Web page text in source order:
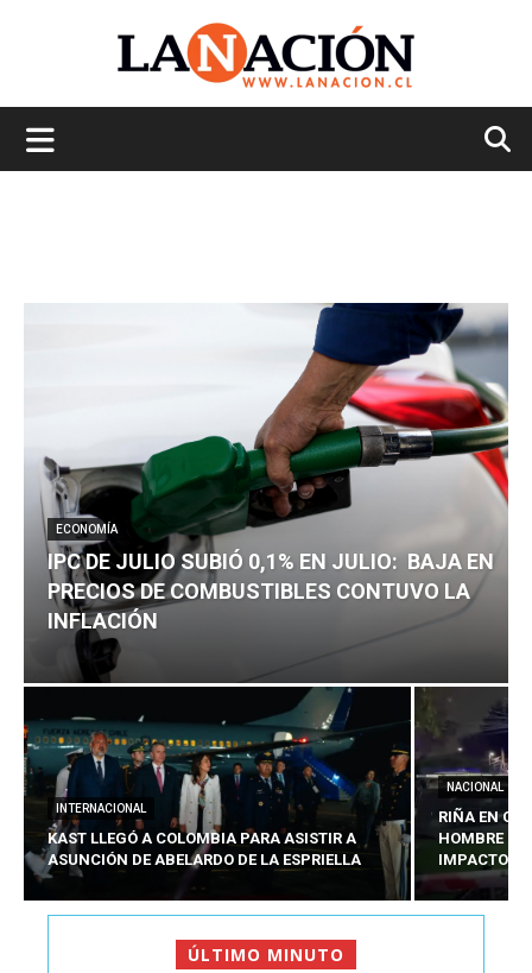
ECONOMÍA
IPC DE JULIO SUBIÓ 0,1% EN JULIO: BAJA EN
PRECIOS DE COMBUSTIBLES CONTUVO LA
INFLACIÓN
INTERNACIONAL
KAST LLEGÓ A COLOMBIA PARA ASISTIR A
ASUNCIÓN DE ABELARDO DE LA ESPRIELLA
NACIONAL
RIÑA EN
HOMBRE
IMPACTOS
ÚLTIMO MINUTO